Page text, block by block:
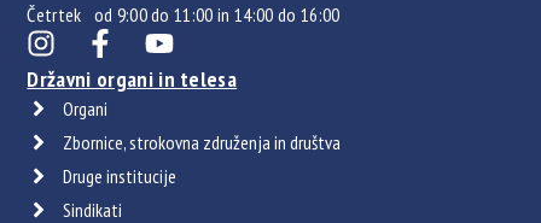
Četrtek od 9:00 do 11:00 in 14:00 do 16:00
Državni organi in telesa
Organi
Zbornice, strokovna združenja in društva
Druge institucije
Sindikati